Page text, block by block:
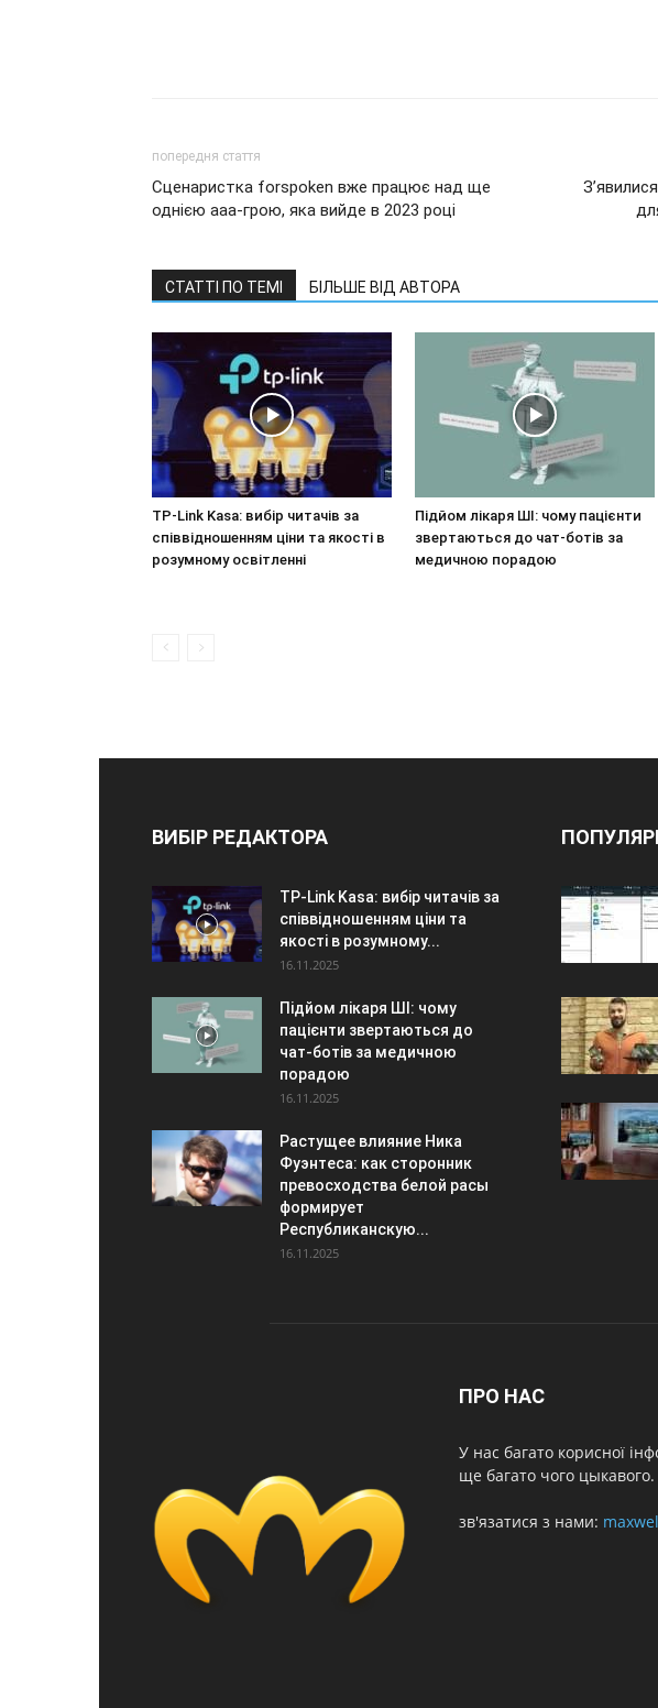
попередня стаття
Сценаристка forspoken вже працює над ще
однією ааа-грою, яка вийде в 2023 році
СТАТТІ ПО ТЕМІ БІЛЬШЕ ВІД АВТОРА
TP-Link Kasa: вибір читачів за
співвідношенням ціни та якості в
розумному освітленні
Підйом лікаря ШІ: чому пацієнти
звертаються до чат-ботів за
медичною порадою
ВИБІР РЕДАКТОРА
TP-Link Kasa: вибір читачів за
співвідношенням ціни та
якості в розумному...
16.11.2025
Підйом лікаря ШІ: чому
пацієнти звертаються до
чат-ботів за медичною
порадою
16.11.2025
Растущее влияние Ника
Фуэнтеса: как сторонник
превосходства белой расы
формирует
Республиканскую...
16.11.2025
ПРО НАС
У нас багато корисної
ще багато чого цыкавого.
зв'язатися з нами: